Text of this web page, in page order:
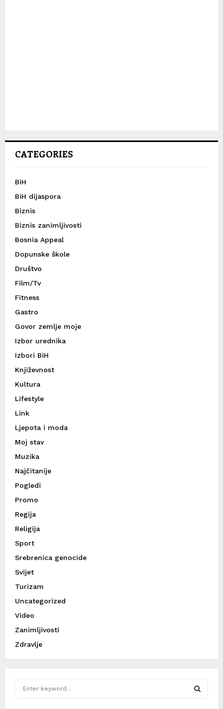
CATEGORIES
BiH
BiH dijaspora
Biznis
Biznis zanimljivosti
Bosnia Appeal
Dopunske škole
Društvo
Film/Tv
Fitness
Gastro
Govor zemlje moje
Izbor urednika
Izbori BiH
Književnost
Kultura
Lifestyle
Link
Ljepota i moda
Moj stav
Muzika
Najčitanije
Pogledi
Promo
Regija
Religija
Sport
Srebrenica genocide
Svijet
Turizam
Uncategorized
Video
Zanimljivosti
Zdravlje